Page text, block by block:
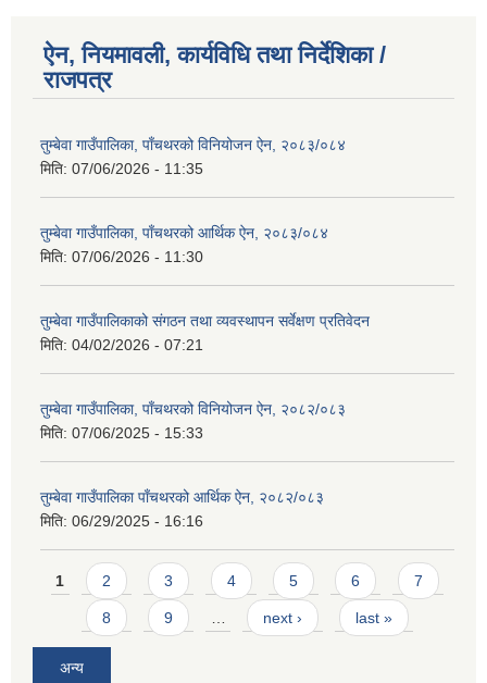
ऐन, नियमावली, कार्यविधि तथा निर्देशिका /
राजपत्र
तुम्बेवा गाउँपालिका, पाँचथरको विनियोजन ऐन, २०८३/०८४
मिति: 07/06/2026 - 11:35
तुम्बेवा गाउँपालिका, पाँचथरको आर्थिक ऐन, २०८३/०८४
मिति: 07/06/2026 - 11:30
तुम्बेवा गाउँपालिकाको संगठन तथा व्यवस्थापन सर्वेक्षण प्रतिवेदन
मिति: 04/02/2026 - 07:21
तुम्बेवा गाउँपालिका, पाँचथरको विनियोजन ऐन, २०८२/०८३
मिति: 07/06/2025 - 15:33
तुम्बेवा गाउँपालिका पाँचथरको आर्थिक ऐन, २०८२/०८३
मिति: 06/29/2025 - 16:16
Pages
1 2 3 4 5 6 7
8 9 next › last »
अन्य